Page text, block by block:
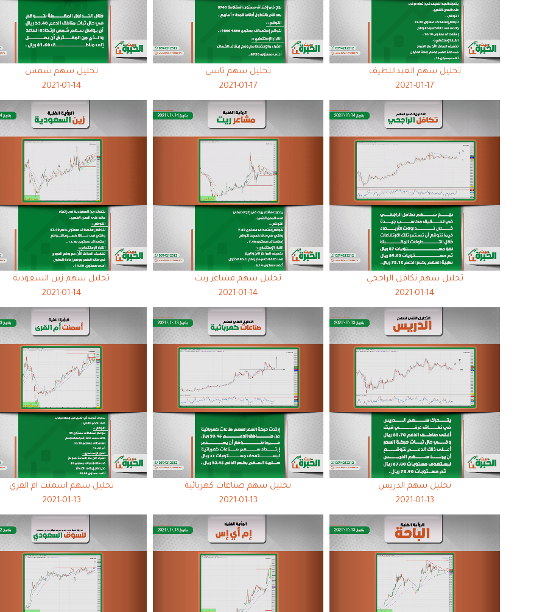
تحليل سهم العبداللطيف
2021-01-17
تحليل سهم تاسي
2021-01-17
تحليل سهم شمس
2021-01-14
تحليل سهم تكافل الراجحي
2021-01-14
تحليل سهم مشاعر ريت
2021-01-14
تحليل سهم زين السعودية
2021-01-14
تحليل سهم الدريس
2021-01-13
تحليل سهم صناعات كهربائية
2021-01-13
تحليل سهم اسمنت ام القري
2021-01-13